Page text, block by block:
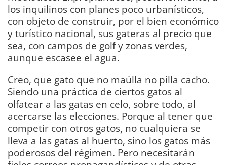
los inquilinos con planes poco urbanísticos,
con objeto de construir, por el bien económico
y turístico nacional, sus gateras al precio que
sea, con campos de golf y zonas verdes,
aunque escasee el agua.
Creo, que gato que no maúlla no pilla cacho.
Siendo una práctica de ciertos gatos al
olfatear a las gatas en celo, sobre todo, al
acercarse las elecciones. Porque al tener que
competir con otros gatos, no cualquiera se
lleva a las gatas al huerto, sino los gatos más
poderosos del régimen. Pero necesitarán